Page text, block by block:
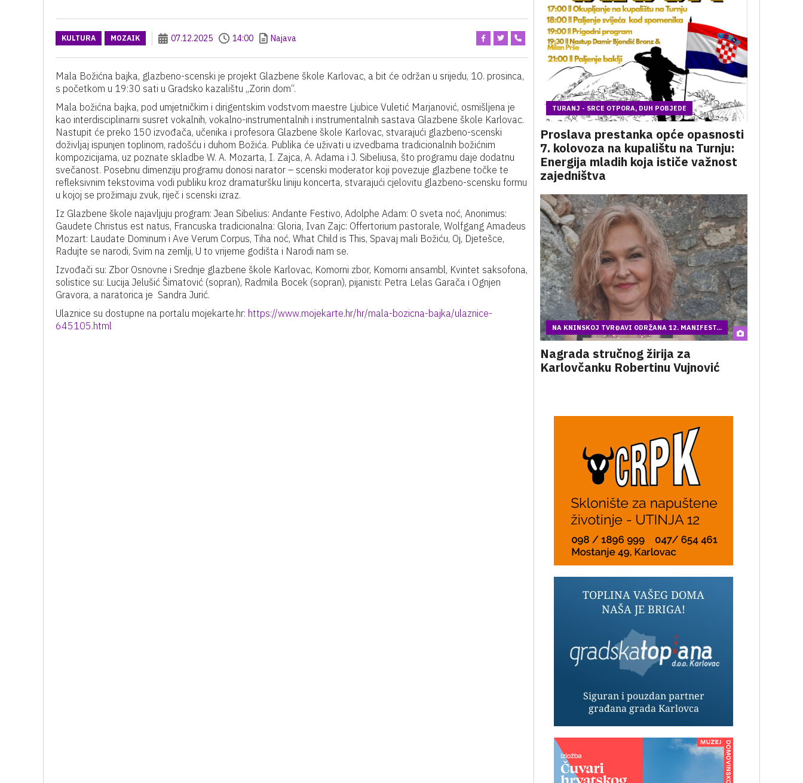
KULTURA MOZAIK 07.12.2025 14:00 Najava
Mala Božićna bajka, glazbeno-scenski je projekt Glazbene škole Karlovac, a bit će održan u srijedu, 10. prosinca,
s početkom u 19:30 sati u Gradsko kazalištu „Zorin dom“.
Mala božićna bajka, pod umjetničkim i dirigentskim vodstvom maestre Ljubice Vuletić Marjanović, osmišljena je
kao interdisciplinarni susret vokalnih, vokalno-instrumentalnih i instrumentalnih sastava Glazbene škole Karlovac.
Nastupit će preko 150 izvođača, učenika i profesora Glazbene škole Karlovac, stvarajući glazbeno-scenski
doživljaj ispunjen toplinom, radošću i duhom Božića. Publika će uživati u izvedbama tradicionalnih božićnim
kompozicijama, uz poznate skladbe W. A. Mozarta, I. Zajca, A. Adama i J. Sibeliusa, što programu daje dodatnu
svečanost. Posebnu dimenziju programu donosi narator – scenski moderator koji povezuje glazbene točke te
refleksivnim tekstovima vodi publiku kroz dramaturšku liniju koncerta, stvarajući cjelovitu glazbeno-scensku formu
u kojoj se prožimaju zvuk, riječ i scenski izraz.
Iz Glazbene škole najavljuju program: Jean Sibelius: Andante Festivo, Adolphe Adam: O sveta noć, Anonimus:
Gaudete Christus est natus, Francuska tradicionalna: Gloria, Ivan Zajc: Offertorium pastorale, Wolfgang Amadeus
Mozart: Laudate Dominum i Ave Verum Corpus, Tiha noć, What Child is This, Spavaj mali Božiću, Oj, Djetešce,
Radujte se narodi, Svim na zemlji, U to vrijeme godišta i Narodi nam se.
Izvođači su: Zbor Osnovne i Srednje glazbene škole Karlovac, Komorni zbor, Komorni ansambl, Kvintet saksofona,
solistice su: Lucija Jelušić Šimatović (sopran), Radmila Bocek (sopran), pijanisti: Petra Lelas Garača i Ognjen
Gravora, a naratorica je Sandra Jurić.
Ulaznice su dostupne na portalu mojekarte.hr: https://www.mojekarte.hr/hr/mala-bozicna-bajka/ulaznice-
645105.html
TURANJ - SRCE OTPORA, DUH POBJEDE
Proslava prestanka opće opasnosti
7. kolovoza na kupalištu na Turnju:
Energija mladih koja ističe važnost
zajedništva
NA KNINSKOJ TVRĐAVI ODRŽANA 12. MANIFEST...
Nagrada stručnog žirija za
Karlovčanku Robertinu Vujnović